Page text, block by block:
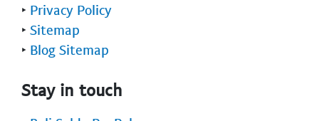
‣ Privacy Policy
‣ Sitemap
‣ Blog Sitemap
Stay in touch